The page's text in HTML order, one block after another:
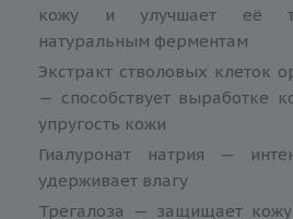
кожу и улучшает её
натуральным ферментам
Экстракт стволовых клеток
— способствует выработке
упругость кожи
Гиалуронат натрия —
удерживает влагу
Трегалоза — защищает